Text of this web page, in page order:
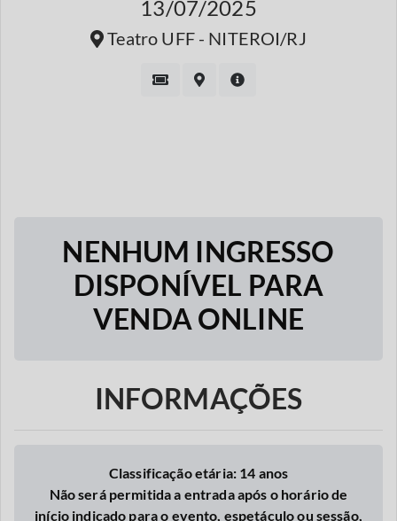
13/07/2025
Teatro UFF - NITEROI/RJ
NENHUM INGRESSO
DISPONÍVEL PARA
VENDA ONLINE
INFORMAÇÕES
Classificação etária: 14 anos
Não será permitida a entrada após o horário de
início indicado para o evento, espetáculo ou sessão,